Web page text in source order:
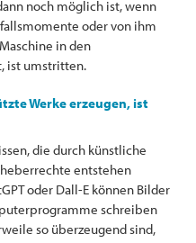
noch möglich ist, wenn
oder von ihm
in den
ist umstritten.
Werke erzeugen, ist
die durch künstliche
entstehen
oder Dall-E können Bilder
schreiben
so überzeugend sind,